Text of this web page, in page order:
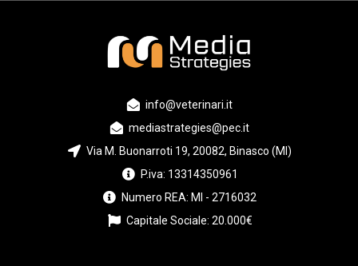
info@veterinari.it
mediastrategies@pec.it
Via M. Buonarroti 19, 20082, Binasco (MI)
P.iva: 13314350961
Numero REA: MI - 2716032
Capitale Sociale: 20.000€